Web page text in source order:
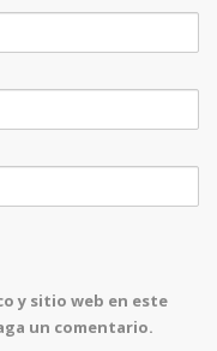
y sitio web en este
un comentario.